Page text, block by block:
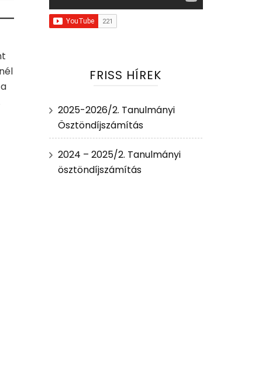
FRISS HÍREK
2025-2026/2. Tanulmányi
Ösztöndíjszámítás
2024 – 2025/2. Tanulmányi
ösztöndíjszámítás